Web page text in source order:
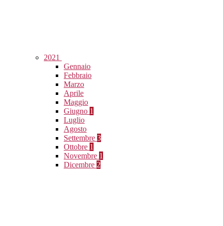
2021
Gennaio
Febbraio
Marzo
Aprile
Maggio
Giugno 1
Luglio
Agosto
Settembre 3
Ottobre 1
Novembre 1
Dicembre 2